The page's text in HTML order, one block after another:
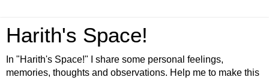
Harith's Space!
In "Harith's Space!" I share some personal feelings,
memories, thoughts and observations. Help me to make this